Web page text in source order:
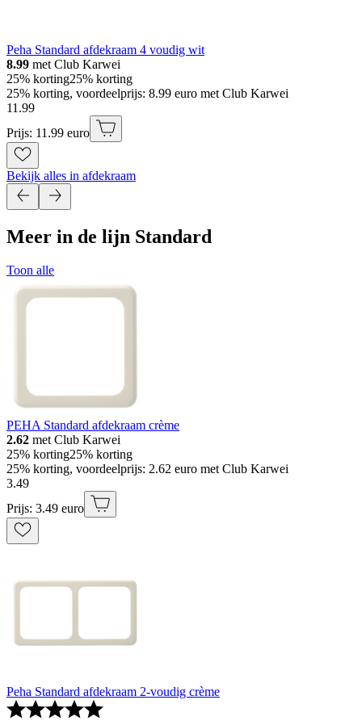
Peha Standard afdekraam 4 voudig wit
8.99 met Club Karwei
25% korting25% korting
25% korting, voordeelprijs: 8.99 euro met Club Karwei
11 .99
Prijs: 11.99 euro
Bekijk alles in afdekraam
Meer in de lijn Standard
Toon alle
PEHA Standard afdekraam crème
2.62 met Club Karwei
25% korting25% korting
25% korting, voordeelprijs: 2.62 euro met Club Karwei
3.49
Prijs: 3.49 euro
Peha Standard afdekraam 2-voudig crème